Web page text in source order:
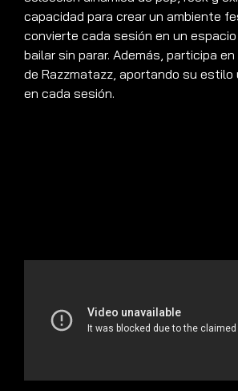
capacidad para crear un ambiente
convierte cada sesión en un
bailar sin parar. Además, participa
de Razzmatazz, aportando su estilo
en cada sesión.